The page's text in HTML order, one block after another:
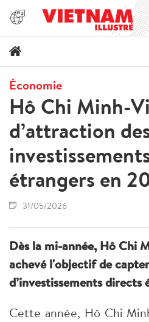
Économie
Hô Chi Minh-
d’attraction
étrangers en
31/05/2026
Dès la mi-année, Hô Chi
achevé l'objectif de
d’investissements directs
Cette année, Hô Chi